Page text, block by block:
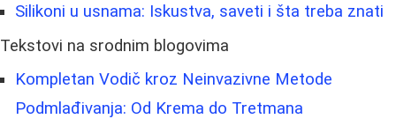
Silikoni u usnama: Iskustva, saveti i šta treba znati
Tekstovi na srodnim blogovima
Kompletan Vodič kroz Neinvazivne Metode
Podmlađivanja: Od Krema do Tretmana